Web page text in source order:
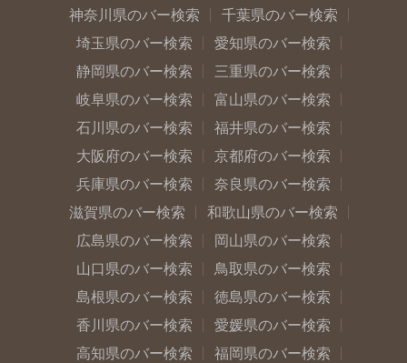
神奈川県のバー検索
千葉県のバー検索
埼玉県のバー検索
愛知県のバー検索
静岡県のバー検索
三重県のバー検索
岐阜県のバー検索
富山県のバー検索
石川県のバー検索
福井県のバー検索
大阪府のバー検索
京都府のバー検索
兵庫県のバー検索
奈良県のバー検索
滋賀県のバー検索
和歌山県のバー検索
広島県のバー検索
岡山県のバー検索
山口県のバー検索
鳥取県のバー検索
島根県のバー検索
徳島県のバー検索
香川県のバー検索
愛媛県のバー検索
高知県のバー検索
福岡県のバー検索